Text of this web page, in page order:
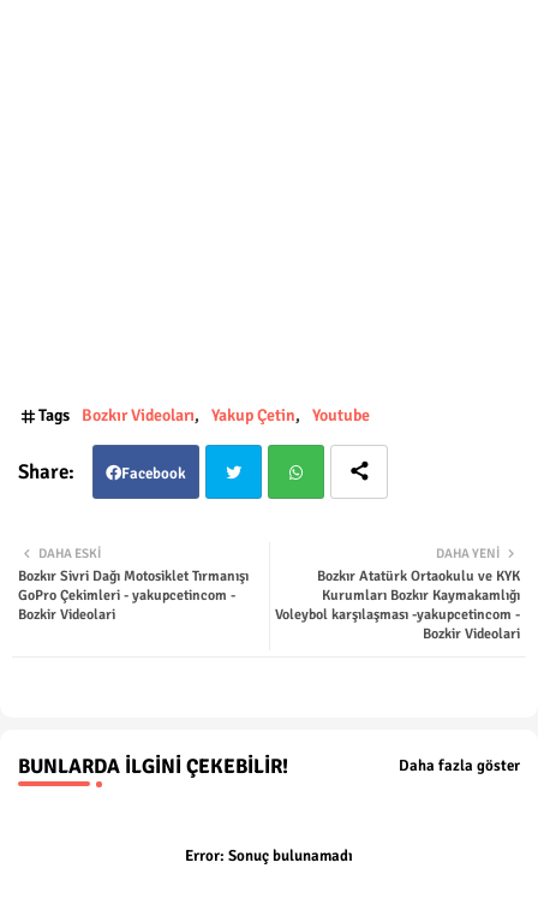
Tags Bozkır Videoları Yakup Çetin Youtube
Facebook
ter
DAHA YENI
Bozkır Atatürk Ortaokulu ve KYK
Kurumları Bozkır Kaymakamlığı
Voleybol karşılaşması -yakupcetincom -
Bozkir Videolari
DAHA ESKI
Bozkır Sivri Dağı Motosiklet Tırmanışı
GoPro Çekimleri - yakupcetincom -
Bozkir Videolari
BUNLARDA İLGINI ÇEKEBILIR! Daha fazla göster
Error: Sonuç bulunamadı